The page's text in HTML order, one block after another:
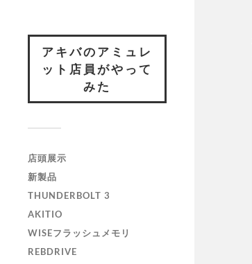
アキバのアミュレ
ット店員がやって
みた
店頭展示
新製品
THUNDERBOLT 3
AKITIO
WISEフラッシュメモリ
REBDRIVE